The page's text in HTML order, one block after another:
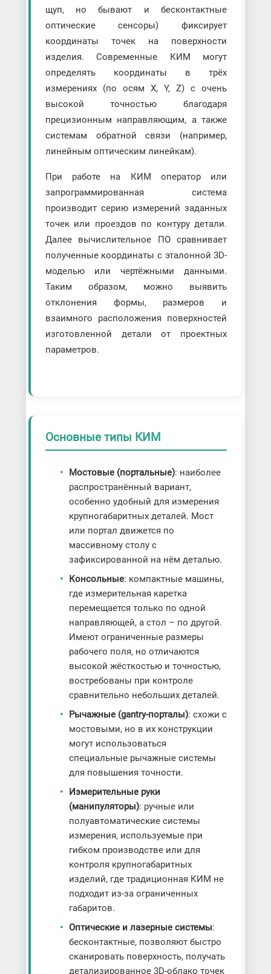
щуп, но бывают и бесконтактные
оптические сенсоры) фиксирует
координаты точек на поверхности
изделия. Современные КИМ могут
определять координаты в трёх
измерениях (по осям X, Y, Z) с очень
высокой точностью благодаря
прецизионным направляющим, а также
системам обратной связи (например,
линейным оптическим линейкам).
При работе на КИМ оператор или
запрограммированная система
производит серию измерений заданных
точек или проездов по контуру детали.
Далее вычислительное ПО сравнивает
полученные координаты с эталонной 3D-
моделью или чертёжными данными.
Таким образом, можно выявить
отклонения формы, размеров и
взаимного расположения поверхностей
изготовленной детали от проектных
параметров.
Основные типы КИМ
Мостовые (портальные): наиболее
распространённый вариант,
особенно удобный для измерения
крупногабаритных деталей. Мост
или портал движется по
массивному столу с
зафиксированной на нём деталью.
Консольные: компактные машины,
где измерительная каретка
перемещается только по одной
направляющей, а стол – по другой.
Имеют ограниченные размеры
рабочего поля, но отличаются
высокой жёсткостью и точностью,
востребованы при контроле
сравнительно небольших деталей.
Рычажные (gantry-порталы): схожи с
мостовыми, но в их конструкции
могут использоваться
специальные рычажные системы
для повышения точности.
Измерительные руки
(манипуляторы): ручные или
полуавтоматические системы
измерения, используемые при
гибком производстве или для
контроля крупногабаритных
изделий, где традиционная КИМ не
подходит из-за ограниченных
габаритов.
Оптические и лазерные системы:
бесконтактные, позволяют быстро
сканировать поверхность, получать
детализированное 3D-облако точек